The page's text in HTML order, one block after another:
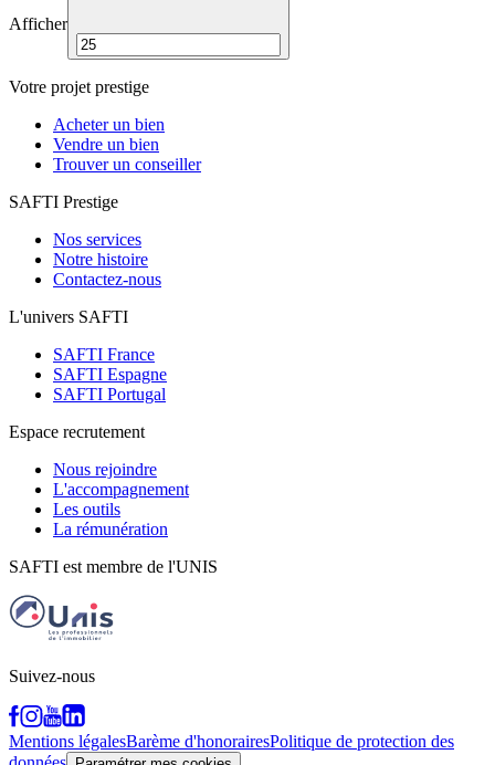
Afficher
Votre projet prestige
Acheter un bien
Vendre un bien
Trouver un conseiller
SAFTI Prestige
Nos services
Notre histoire
Contactez-nous
L'univers SAFTI
SAFTI France
SAFTI Espagne
SAFTI Portugal
Espace recrutement
Nous rejoindre
L'accompagnement
Les outils
La rémunération
SAFTI est membre de l'UNIS
Suivez-nous
Mentions légalesBarème d'honorairesPolitique de protection des